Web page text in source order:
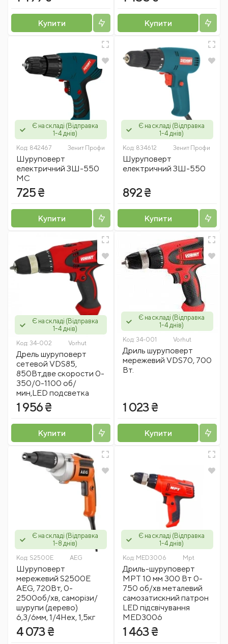
Купити Купити
Є на складі (Відправка
1-4 днів)
Код: 842467 Зенит Профи
Шуруповерт
електричний ЗШ-550
МС
725 ₴
Купити
Є на складі (Відправка
1-4 днів)
Код: 834612 Зенит Профи
Шуруповерт
електричний ЗШ-550
892 ₴
Купити
Є на складі (Відправка
1-4 днів)
Код: 34-002 Vorhut
Дрель шуруповерт
сетевой VDS85,
850Вт,две скорости 0-
350/0-1100 об/
мин,LED подсветка
1 956 ₴
Купити
Є на складі (Відправка
1-4 днів)
Код: 34-001 Vorhut
Дриль шуруповерт
мережевий VDS70, 700
Вт.
1 023 ₴
Купити
Є на складі (Відправка
1-8 днів)
Код: S2500Е AEG
Шуруповерт
мережевий S2500Е
AEG, 720Вт, 0-
2500об/хв, саморізи/
шурупи (дерево)
6,3/6мм, 1/4Hex, 1,5кг
4 073 ₴
Є на складі (Відправка
1-4 днів)
Код: MED3006 Mpt
Дриль-шуруповерт
MPT 10 мм 300 Вт 0-
750 об/хв металевий
самозатискний патрон
LED підсвічування
MED3006
1 463 ₴